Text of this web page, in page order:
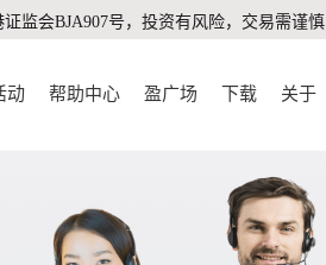
监会BJA907号，投资有风险，交易需谨慎
动 帮助中心 盈广场 下载 关于